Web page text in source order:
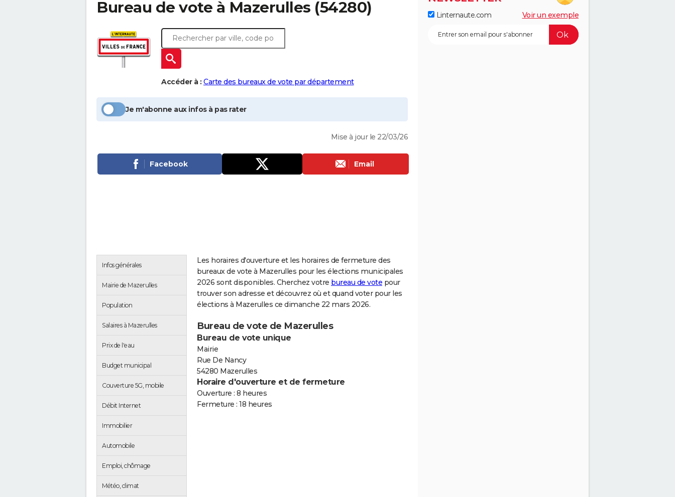
Bureau de vote à Mazerulles (54280)
Accéder à : Carte des bureaux de vote par département
Je m'abonne aux infos à pas rater
Mise à jour le 22/03/26
Facebook Email
Infos générales
Mairie de Mazerulles
Population
Salaires à Mazerulles
Prix de l'eau
Budget municipal
Couverture 5G, mobile
Débit Internet
Immobilier
Automobile
Emploi, chômage
Météo, climat
Les horaires d'ouverture et les horaires de fermeture des
bureaux de vote à Mazerulles pour les élections municipales
2026 sont disponibles. Cherchez votre bureau de vote pour
trouver son adresse et découvrez où et quand voter pour les
élections à Mazerulles ce dimanche 22 mars 2026.
Bureau de vote de Mazerulles
Bureau de vote unique
Mairie
Rue De Nancy
54280 Mazerulles
Horaire d'ouverture et de fermeture
Ouverture : 8 heures
Fermeture : 18 heures
Linternaute.com Voir un exemple